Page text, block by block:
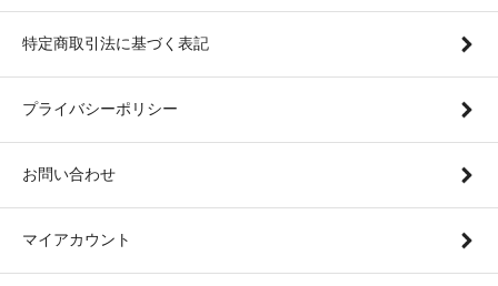
特定商取引法に基づく表記
プライバシーポリシー
お問い合わせ
マイアカウント